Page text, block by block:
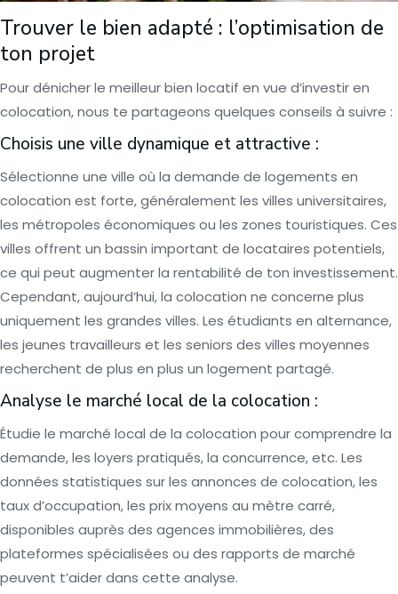
Trouver le bien adapté : l’optimisation de
ton projet
Pour dénicher le meilleur bien locatif en vue d’investir en
colocation, nous te partageons quelques conseils à suivre :
Choisis une ville dynamique et attractive :
Sélectionne une ville où la demande de logements en
colocation est forte, généralement les villes universitaires,
les métropoles économiques ou les zones touristiques. Ces
villes offrent un bassin important de locataires potentiels,
ce qui peut augmenter la rentabilité de ton investissement.
Cependant, aujourd’hui, la colocation ne concerne plus
uniquement les grandes villes. Les étudiants en alternance,
les jeunes travailleurs et les seniors des villes moyennes
recherchent de plus en plus un logement partagé.
Analyse le marché local de la colocation :
Étudie le marché local de la colocation pour comprendre la
demande, les loyers pratiqués, la concurrence, etc. Les
données statistiques sur les annonces de colocation, les
taux d’occupation, les prix moyens au mètre carré,
disponibles auprès des agences immobilières, des
plateformes spécialisées ou des rapports de marché
peuvent t’aider dans cette analyse.